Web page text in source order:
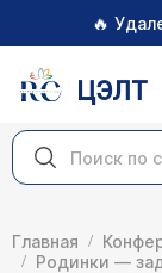
🔥
ЦЭЛТ
Главная
Родинки —